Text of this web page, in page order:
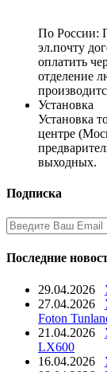
По России:
эл.почту
оплатить
отделение
Установка
Установка
центре
выходных.
Подписка
Последние
29.04.2026
27.04.2026
Foton
21.04.2026
LX600
16.04.2026